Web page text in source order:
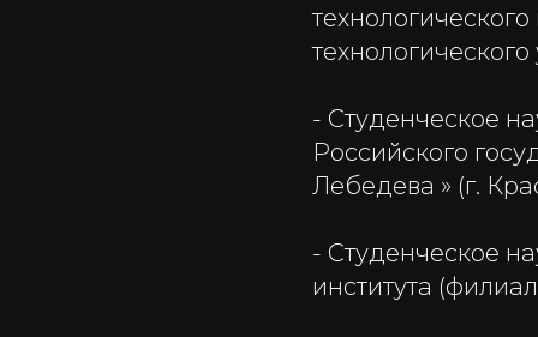
- Студенческое
Российского
Лебедева » (г.
- Студенческое
института